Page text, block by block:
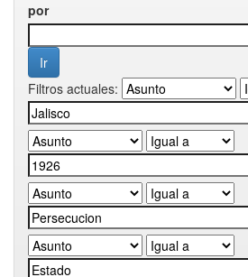
por
Filtros actuales: